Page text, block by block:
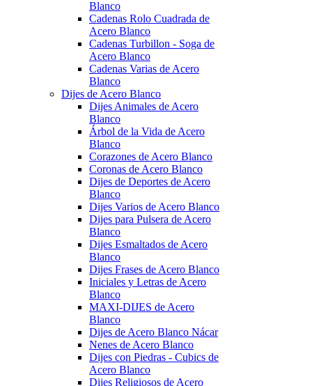
Blanco
Cadenas Rolo Cuadrada de
Acero Blanco
Cadenas Turbillon - Soga de
Acero Blanco
Cadenas Varias de Acero
Blanco
Dijes de Acero Blanco
Dijes Animales de Acero
Blanco
Árbol de la Vida de Acero
Blanco
Corazones de Acero Blanco
Coronas de Acero Blanco
Dijes de Deportes de Acero
Blanco
Dijes Varios de Acero Blanco
Dijes para Pulsera de Acero
Blanco
Dijes Esmaltados de Acero
Blanco
Dijes Frases de Acero Blanco
Iniciales y Letras de Acero
Blanco
MAXI-DIJES de Acero
Blanco
Dijes de Acero Blanco Nácar
Nenes de Acero Blanco
Dijes con Piedras - Cubics de
Acero Blanco
Dijes Religiosos de Acero